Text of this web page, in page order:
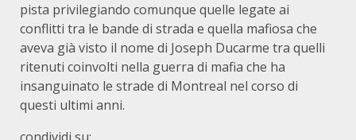
pista privilegiando comunque quelle legate ai
conflitti tra le bande di strada e quella mafiosa che
aveva già visto il nome di Joseph Ducarme tra quelli
ritenuti coinvolti nella guerra di mafia che ha
insanguinato le strade di Montreal nel corso di
questi ultimi anni.